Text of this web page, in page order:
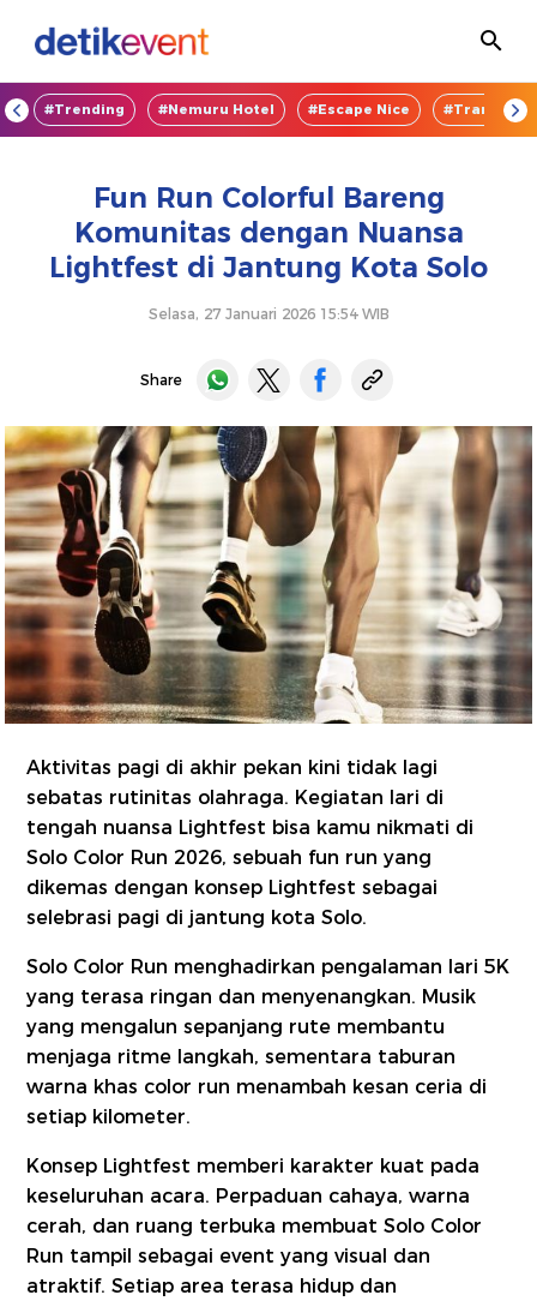
#Trending #Nemuru Hotel #Escape Nice
Fun Run Colorful Bareng
Komunitas dengan Nuansa
Lightfest di Jantung Kota Solo
Selasa, 27 Januari 2026 15:54 WIB
Share
Aktivitas pagi di akhir pekan kini tidak lagi
sebatas rutinitas olahraga. Kegiatan lari di
tengah nuansa Lightfest bisa kamu nikmati di
Solo Color Run 2026, sebuah fun run yang
dikemas dengan konsep Lightfest sebagai
selebrasi pagi di jantung kota Solo.
Solo Color Run menghadirkan pengalaman lari 5K
yang terasa ringan dan menyenangkan. Musik
yang mengalun sepanjang rute membantu
menjaga ritme langkah, sementara taburan
warna khas color run menambah kesan ceria di
setiap kilometer.
Konsep Lightfest memberi karakter kuat pada
keseluruhan acara. Perpaduan cahaya, warna
cerah, dan ruang terbuka membuat Solo Color
Run tampil sebagai event yang visual dan
atraktif. Setiap area terasa hidup dan